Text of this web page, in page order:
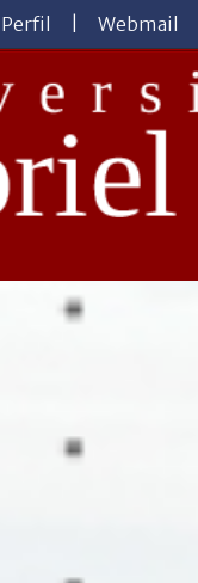
Perfil Webmail